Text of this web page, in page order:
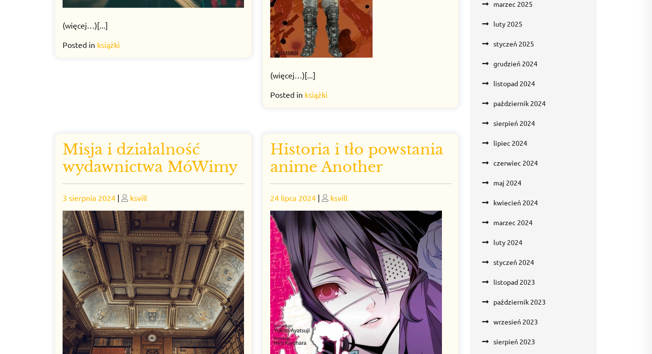
(więcej…)[...]
Posted in książki
(więcej…)[...]
Posted in książki
Misja i działalność
wydawnictwa MóWimy
Posted
on
3 sierpnia 2024 | Posted
on
ksvill
Historia i tło powstania
anime Another
Posted
on
24 lipca 2024| Posted
on
ksvill
marzec 2025
luty 2025
styczeń 2025
grudzień 2024
listopad 2024
październik 2024
sierpień 2024
lipiec 2024
czerwiec 2024
maj 2024
kwiecień 2024
marzec 2024
luty 2024
styczeń 2024
listopad 2023
październik 2023
wrzesień 2023
sierpień 2023